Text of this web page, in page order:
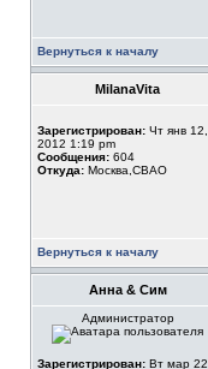
Вернуться к началу
MilanaVita
Зарегистрирован: Чт янв 12,
2012 1:19 pm
Сообщения: 604
Откуда: Москва,СВАО
Вернуться к началу
Анна & Сим
Администратор
Зарегистрирован: Вт мар 22,